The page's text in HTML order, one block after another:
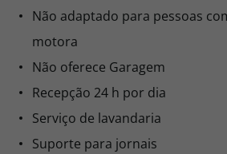
Não adaptado para pessoas
motora
Não oferece Garagem
Recepção 24 h por dia
Serviço de lavandaria
Suporte para jornais